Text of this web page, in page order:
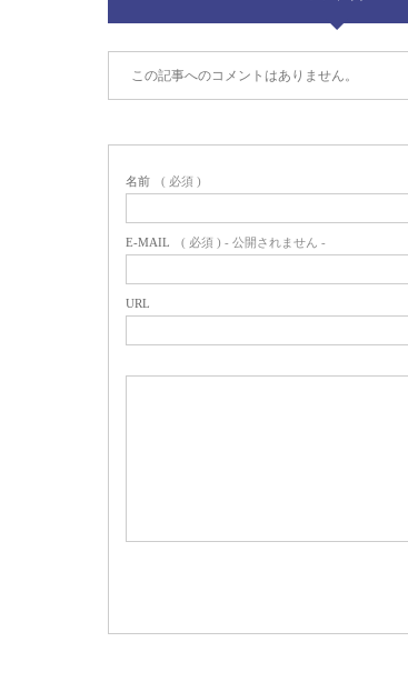
この記事へのコメントはありません。
名前 ( 必須 )
E-MAIL ( 必須 ) - 公開されません -
URL